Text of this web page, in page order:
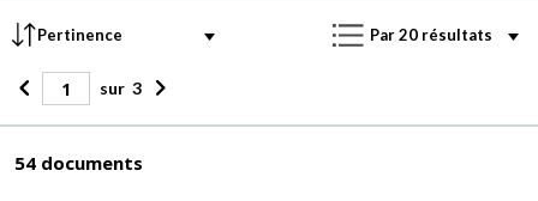
sur 3
54 documents